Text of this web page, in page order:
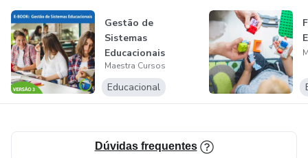
Gestão de
Sistemas
Educacionais
Maestra Cursos
Educacional
Dúvidas frequentes